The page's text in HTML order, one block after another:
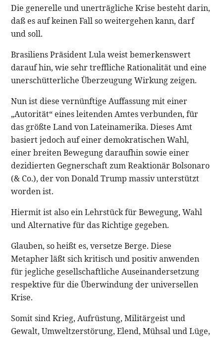
Die generelle und unerträgliche Krise besteht darin,
daß es auf keinen Fall so weitergehen kann, darf
und soll.
Brasiliens Präsident Lula weist bemerkenswert
darauf hin, wie sehr treffliche Rationalität und eine
unerschütterliche Überzeugung Wirkung zeigen.
Nun ist diese vernünftige Auffassung mit einer
„Autorität“ eines leitenden Amtes verbunden, für
das größte Land von Lateinamerika. Dieses Amt
basiert jedoch auf einer demokratischen Wahl,
einer breiten Bewegung daraufhin sowie einer
dezidierten Gegnerschaft zum Reaktionär Bolsonaro
(& Co.), der von Donald Trump massiv unterstützt
worden ist.
Hiermit ist also ein Lehrstück für Bewegung, Wahl
und Alternative für das Richtige gegeben.
Glauben, so heißt es, versetze Berge. Diese
Metapher läßt sich kritisch und positiv anwenden
für jegliche gesellschaftliche Auseinandersetzung
respektive für die Überwindung der universellen
Krise.
Somit sind Krieg, Aufrüstung, Militärgeist und
Gewalt, Umweltzerstörung, Elend, Mühsal und Lüge,